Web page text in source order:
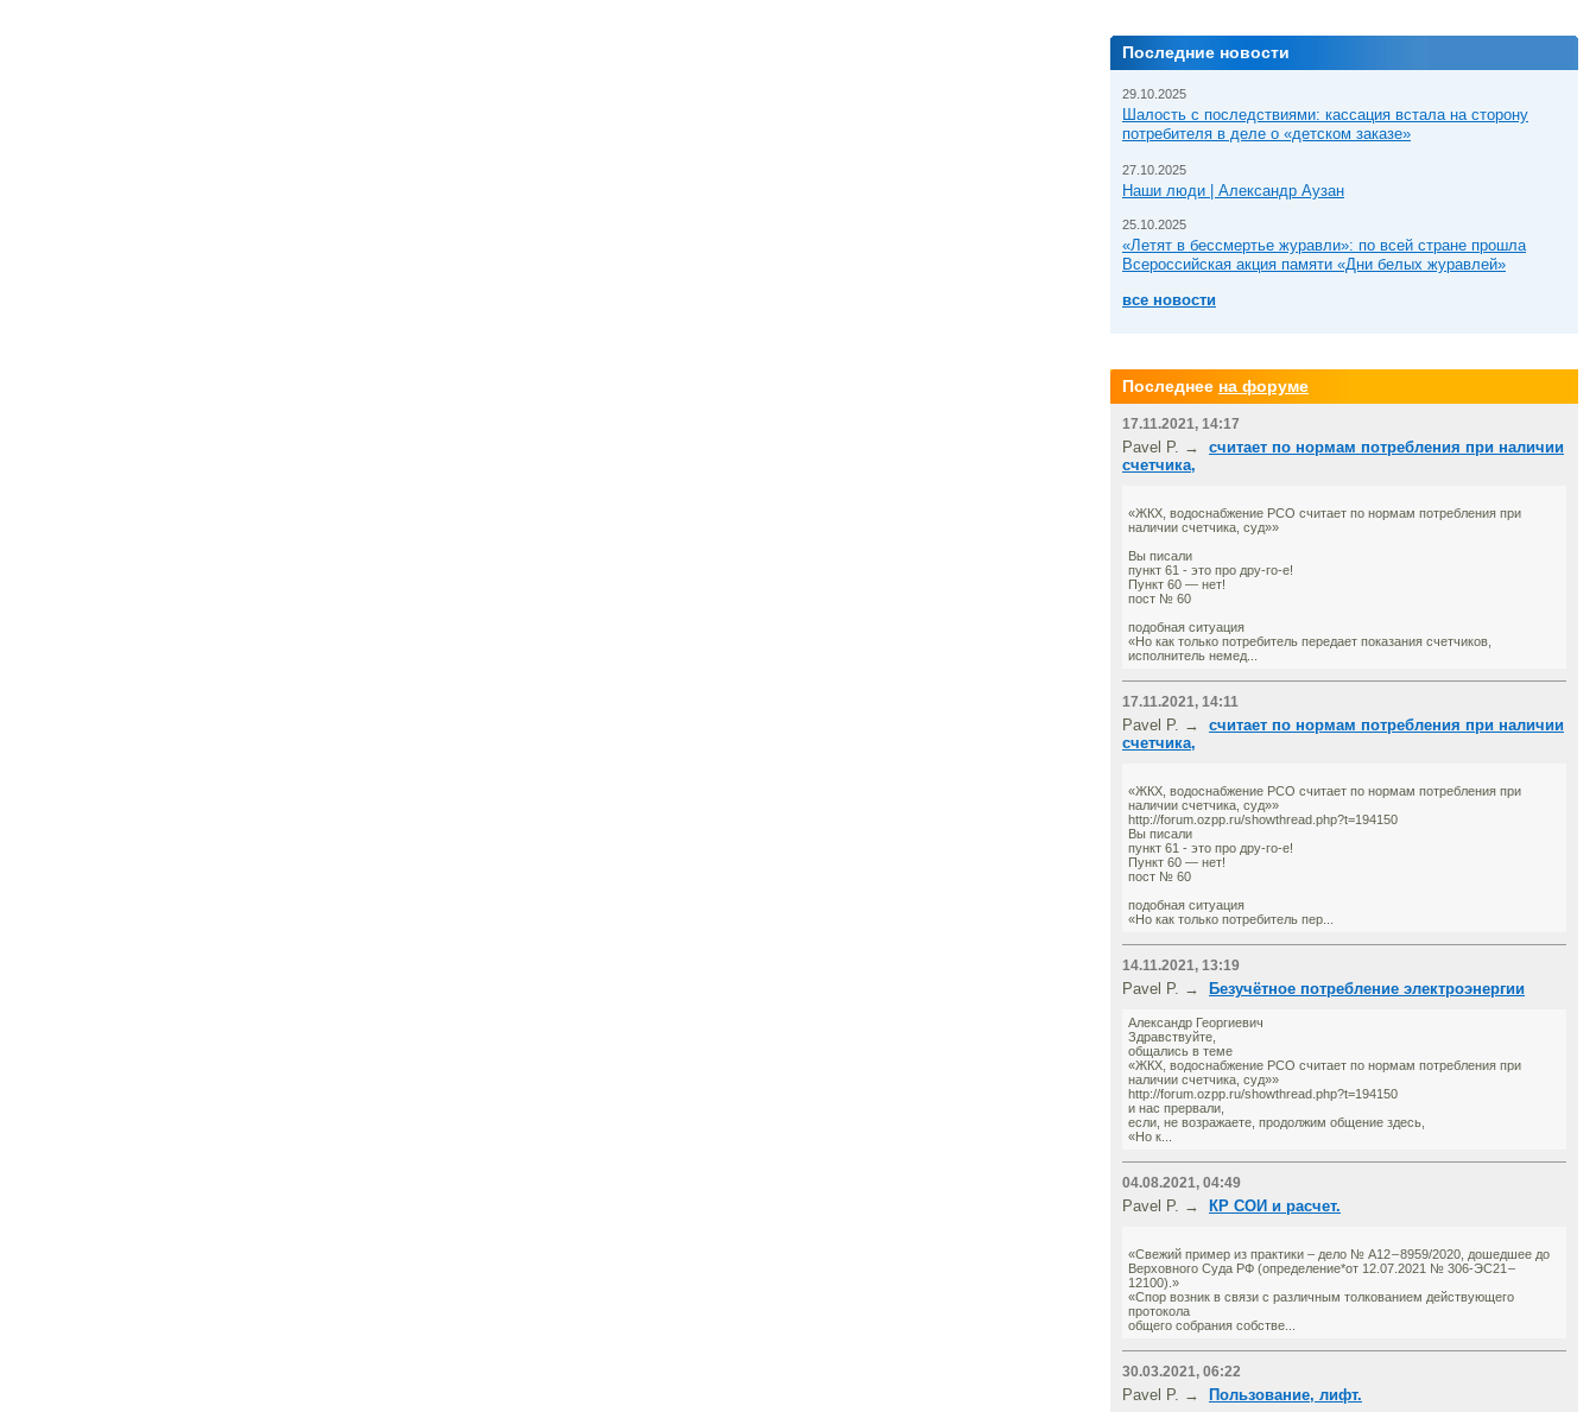
Последние новости
29.10.2025
Шалость с последствиями: кассация встала на сторону
потребителя в деле о «детском заказе»
27.10.2025
Наши люди | Александр Аузан
25.10.2025
«Летят в бессмертье журавли»: по всей стране прошла
Всероссийская акция памяти «Дни белых журавлей»
все новости
Последнее на форуме
17.11.2021, 14:17
Pavel P. → считает по нормам потребления при наличии
счетчика,
«ЖКХ, водоснабжение РСО считает по нормам потребления при
наличии счетчика, суд»»
Вы писали
пункт 61 - это про дру-го-е!
Пункт 60 — нет!
пост № 60
подобная ситуация
«Но как только потребитель передает показания счетчиков,
исполнитель немед...
17.11.2021, 14:11
Pavel P. → считает по нормам потребления при наличии
счетчика,
«ЖКХ, водоснабжение РСО считает по нормам потребления при
наличии счетчика, суд»»
http://forum.ozpp.ru/showthread.php?t=194150
Вы писали
пункт 61 - это про дру-го-е!
Пункт 60 — нет!
пост № 60
подобная ситуация
«Но как только потребитель пер...
14.11.2021, 13:19
Pavel P. → Безучётное потребление электроэнергии
Александр Георгиевич
Здравствуйте,
общались в теме
«ЖКХ, водоснабжение РСО считает по нормам потребления при
наличии счетчика, суд»»
http://forum.ozpp.ru/showthread.php?t=194150
и нас прервали,
если, не возражаете, продолжим общение здесь,
«Но к...
04.08.2021, 04:49
Pavel P. → КР СОИ и расчет.
«Свежий пример из практики – дело № А12 – 8959/2020, дошедшее до
Верховного Суда РФ (определение*от 12.07.2021 № 306-ЭС21 –
12100).»
«Спор возник в связи с различным толкованием действующего
протокола
общего собрания собстве...
30.03.2021, 06:22
Pavel P. → Пользование, лифт.